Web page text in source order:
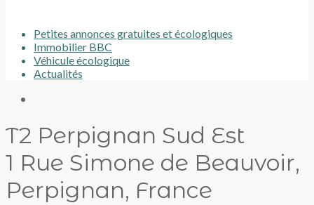
Petites annonces gratuites et écologiques
Immobilier BBC
Véhicule écologique
Actualités
T2 Perpignan Sud Est
1 Rue Simone de Beauvoir,
Perpignan, France